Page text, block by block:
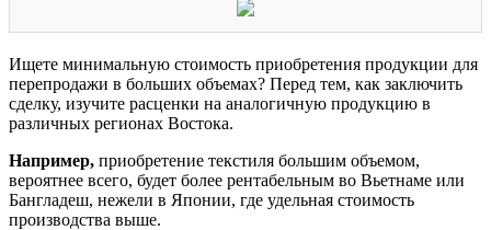
Ищете минимальную стоимость приобретения продукции для
перепродажи в больших объемах? Перед тем, как заключить
сделку, изучите расценки на аналогичную продукцию в
различных регионах Востока.
Например, приобретение текстиля большим объемом,
вероятнее всего, будет более рентабельным во Вьетнаме или
Бангладеш, нежели в Японии, где удельная стоимость
производства выше.